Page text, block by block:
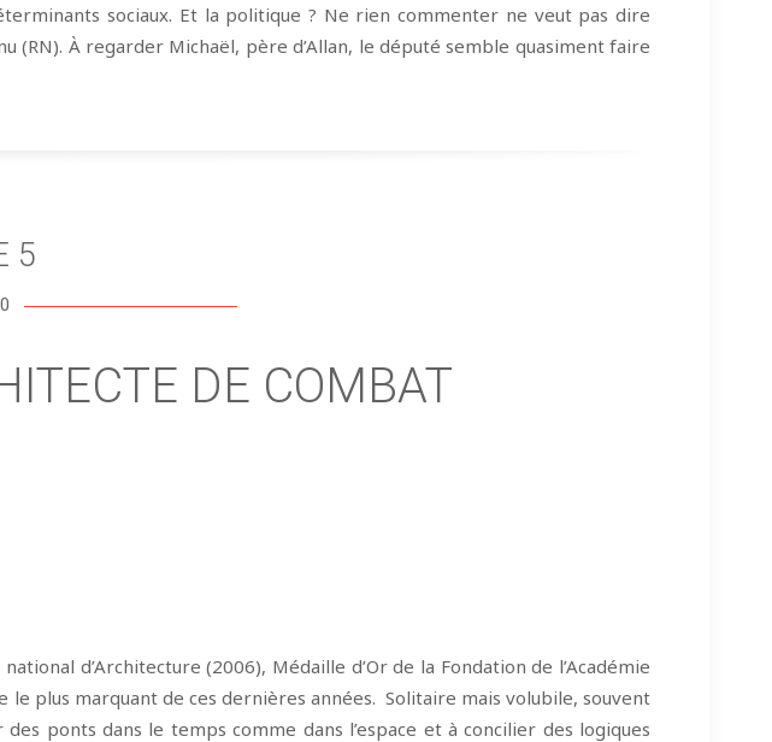
sociaux. Et la politique ? Ne rien commenter ne veut pas dire
À regarder Michaël, père d’Allan, le député semble quasiment faire
5
DE COMBAT
d’Architecture (2006), Médaille d’Or de la Fondation de l’Académie
plus marquant de ces dernières années. Solitaire mais volubile, souvent
ponts dans le temps comme dans l’espace et à concilier des logiques